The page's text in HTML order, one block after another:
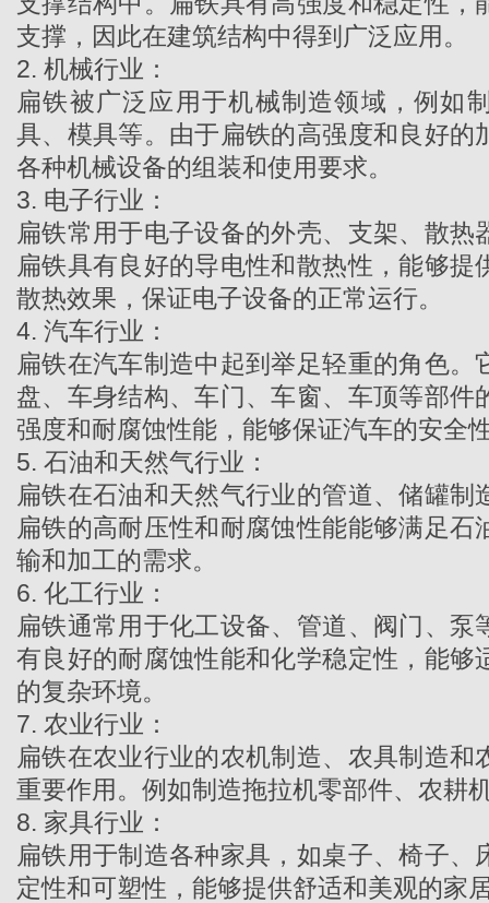
支撑，因此在建筑结构中得到广泛应用。
2. 机械行业：
扁铁被广泛应用于机械制造领域，例如
具、模具等。由于扁铁的高强度和良好的
各种机械设备的组装和使用要求。
3. 电子行业：
扁铁常用于电子设备的外壳、支架、散热
扁铁具有良好的导电性和散热性，能够提
散热效果，保证电子设备的正常运行。
4. 汽车行业：
扁铁在汽车制造中起到举足轻重的角色。
盘、车身结构、车门、车窗、车顶等部件
强度和耐腐蚀性能，能够保证汽车的安全
5. 石油和天然气行业：
扁铁在石油和天然气行业的管道、储罐制
扁铁的高耐压性和耐腐蚀性能能够满足石
输和加工的需求。
6. 化工行业：
扁铁通常用于化工设备、管道、阀门、泵
有良好的耐腐蚀性能和化学稳定性，能够
的复杂环境。
7. 农业行业：
扁铁在农业行业的农机制造、农具制造和
重要作用。例如制造拖拉机零部件、农耕
8. 家具行业：
扁铁用于制造各种家具，如桌子、椅子、
定性和可塑性，能够提供舒适和美观的家